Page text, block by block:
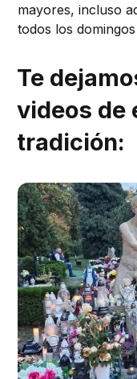
mayores, incluso
todos los
Te
videos de
tradición: